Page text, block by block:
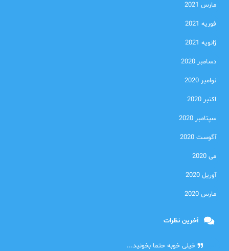
مارس 2021
فوریه 2021
ژانویه 2021
دسامبر 2020
نوامبر 2020
اکتبر 2020
سپتامبر 2020
آگوست 2020
می 2020
آوریل 2020
مارس 2020
آخرین نظرات
خیلی خوبه حتما بخونید...